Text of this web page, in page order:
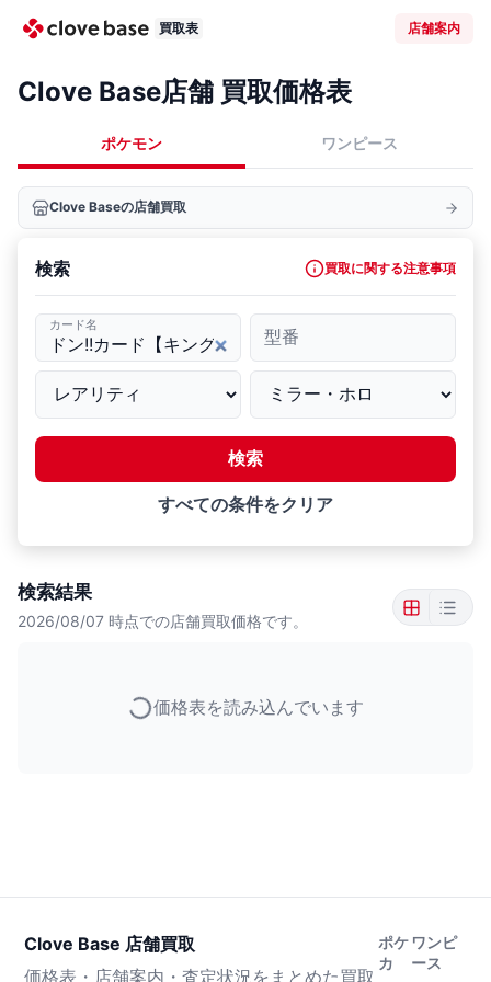
買取表 店舗案内
Clove Base店舗 買取価格表
ポケモン ワンピース
Clove Baseの店舗買取
検索 買取に関する注意事項
カード名
型番
検索
すべての条件をクリア
検索結果
2026/08/07 時点での店舗買取価格です。
価格表を読み込んでいます
Clove Base 店舗買取
価格表・店舗案内・査定状況をまとめた買取
ポケ
カ
ワンピ
ース